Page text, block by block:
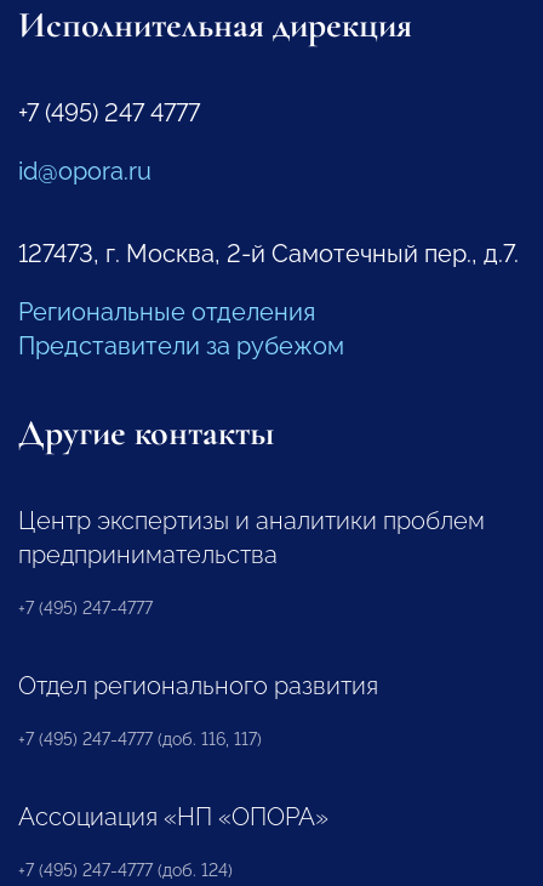
Исполнительная дирекция
+7 (495) 247 4777
id@opora.ru
127473, г. Москва, 2-й Самотечный пер., д.7.
Региональные отделения
Представители за рубежом
Другие контакты
Центр экспертизы и аналитики проблем
предпринимательства
+7 (495) 247-4777
Отдел регионального развития
+7 (495) 247-4777 (доб. 116, 117)
Ассоциация «НП «ОПОРА»
+7 (495) 247-4777 (доб. 124)